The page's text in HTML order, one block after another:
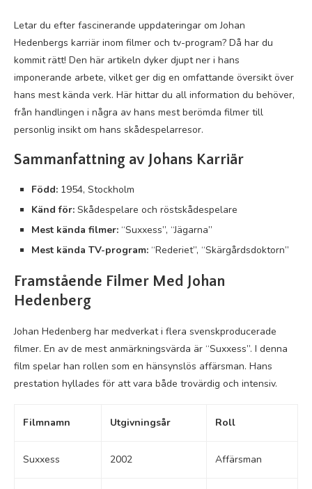
Letar du efter fascinerande uppdateringar om Johan
Hedenbergs karriär inom filmer och tv-program? Då har du
kommit rätt! Den här artikeln dyker djupt ner i hans
imponerande arbete, vilket ger dig en omfattande översikt över
hans mest kända verk. Här hittar du all information du behöver,
från handlingen i några av hans mest berömda filmer till
personlig insikt om hans skådespelarresor.
Sammanfattning av Johans Karriär
Född: 1954, Stockholm
Känd för: Skådespelare och röstskådespelare
Mest kända filmer: “Suxxess”, “Jägarna”
Mest kända TV-program: “Rederiet”, “Skärgårdsdoktorn”
Framstående Filmer Med Johan
Hedenberg
Johan Hedenberg har medverkat i flera svenskproducerade
filmer. En av de mest anmärkningsvärda är “Suxxess”. I denna
film spelar han rollen som en hänsynslös affärsman. Hans
prestation hyllades för att vara både trovärdig och intensiv.
Filmnamn Utgivningsår Roll
Suxxess 2002 Affärsman